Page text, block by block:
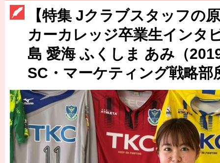
［3213号］神戸か 名古屋か
［3214号］WEST制覇
［3215号］WEEKLY EG SELECTION
［3216号］行く末占うラストワン
［3217号］最高の景色へ出国
［3218号］WEEKLY EG SELECTION
［3219号］特別な覇者へ 大逆転か連破か
【特集 Jクラブスタッフの
カーカレッジ卒業生インタ
島 愛海 ふくしま あみ（
SC・マーケティング戦略